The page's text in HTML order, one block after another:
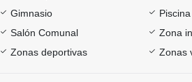
Gimnasio
Piscina
Salón Comunal
Zona
Zonas deportivas
Zonas